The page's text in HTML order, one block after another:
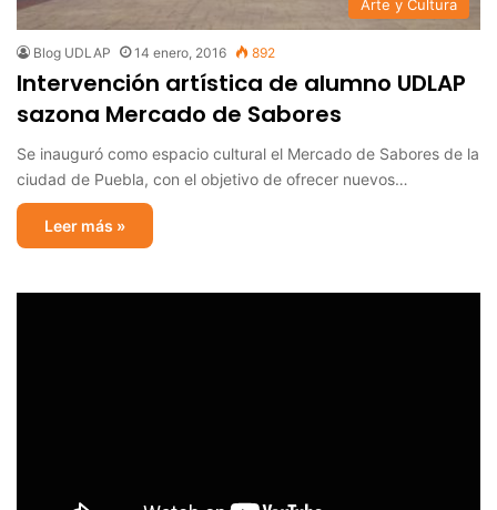
Arte y Cultura
Blog UDLAP 14 enero, 2016 892
Intervención artística de alumno UDLAP
sazona Mercado de Sabores
Se inauguró como espacio cultural el Mercado de Sabores de la
ciudad de Puebla, con el objetivo de ofrecer nuevos…
Leer más »